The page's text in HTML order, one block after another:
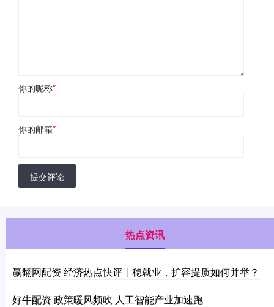
你的昵称*
你的邮箱*
提交评论
热点资讯
赢翻网配资 经济热点快评丨稳就业，扩容提质如何并举？
好牛配资 政策暖风频吹 人工智能产业加速跑